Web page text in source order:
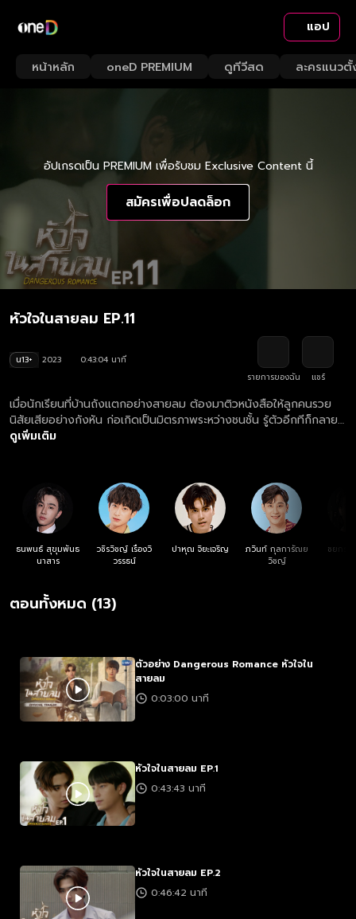
แอป
หน้าหลัก oneD PREMIUM ดูทีวีสด ละครแนวตั้
อัปเกรดเป็น PREMIUM เพื่อรับชม Exclusive Content นี้
สมัครเพื่อปลดล็อก
หัวใจในสายลม EP.11
น13+ 2023
0:43:04 นาที
รายการของฉัน
แชร์
เมื่อนักเรียนที่บ้านถังแตกอย่างสายลม ต้องมาติวหนังสือให้ลูกคนรวย
นิสัยเสียอย่างกังหัน ก่อเกิดเป็นมิตรภาพระหว่างชนชั้น รู้ตัวอีกทีก็กลาย
เป็นความรักที่สุดขมและแสนอันตราย เพราะชีวิตของทั้งคู่ทำยังไงก็ไม่
ดูเพิ่มเติม
ธนพนธ์ สุขุมพันธ
นาสาร
วชิรวิชญ์ เรืองวิ
วรรธน์
ปาหุณ จิยะเจริญ
ภวินท์ กุลการัณย
วิชญ์
ชยกร
ตอนทั้งหมด (13)
ตัวอย่าง Dangerous Romance หัวใจใน
สายลม
0:03:00 นาที
หัวใจในสายลม EP.1
0:43:43 นาที
หัวใจในสายลม EP.2
0:46:42 นาที